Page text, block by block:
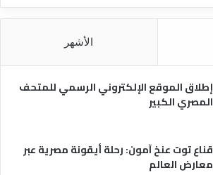
ا
ر
الأشهر
إطلاق الموقع الإلكتروني الرسمي للمتحف
المصري الكبير
قناع توت عنخ آمون: رحلة أيقونة مصرية عبر
معارض العالم